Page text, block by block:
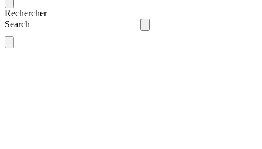
Rechercher
Search